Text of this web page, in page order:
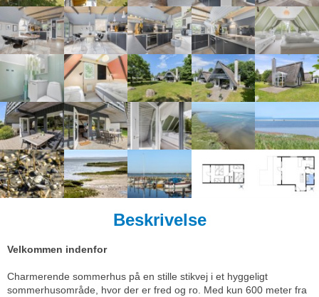
Beskrivelse
Velkommen indenfor
Charmerende sommerhus på en stille stikvej i et hyggeligt
sommerhusområde, hvor der er fred og ro. Med kun 600 meter fra